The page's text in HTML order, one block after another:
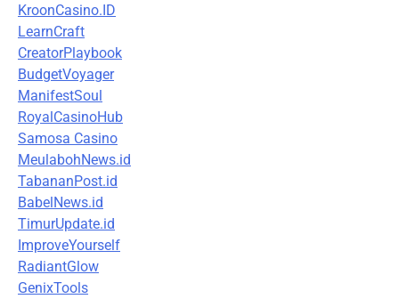
KroonCasino.ID
LearnCraft
CreatorPlaybook
BudgetVoyager
ManifestSoul
RoyalCasinoHub
Samosa Casino
MeulabohNews.id
TabananPost.id
BabelNews.id
TimurUpdate.id
ImproveYourself
RadiantGlow
GenixTools